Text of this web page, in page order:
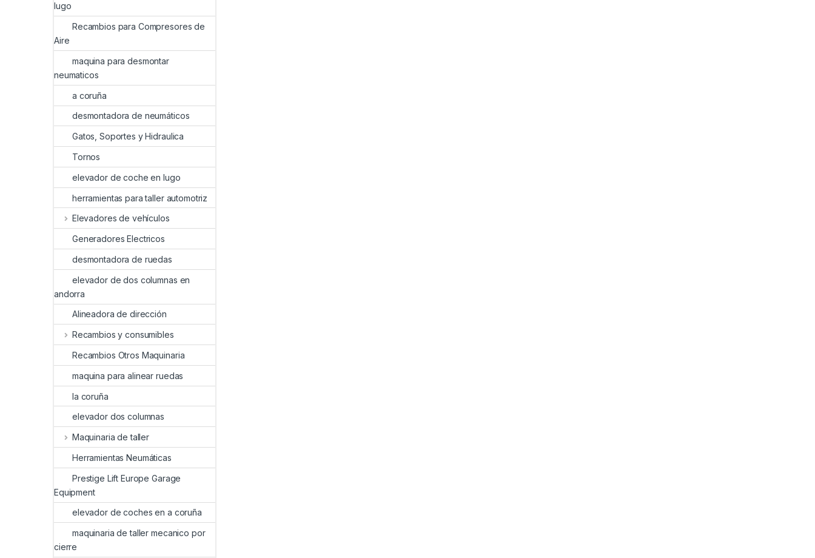
lugo
Recambios para Compresores de
Aire
maquina para desmontar
neumaticos
a coruña
desmontadora de neumáticos
Gatos, Soportes y Hidraulica
Tornos
elevador de coche en lugo
herramientas para taller automotriz
Elevadores de vehículos
Generadores Electricos
desmontadora de ruedas
elevador de dos columnas en
andorra
Alineadora de dirección
Recambios y consumibles
Recambios Otros Maquinaria
maquina para alinear ruedas
la coruña
elevador dos columnas
Maquinaria de taller
Herramientas Neumáticas
Prestige Lift Europe Garage
Equipment
elevador de coches en a coruña
maquinaria de taller mecanico por
cierre